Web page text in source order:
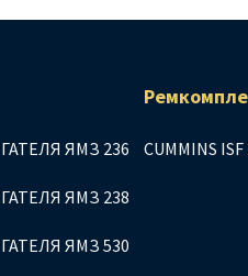
ЯМЗ 236
ЯМЗ 238
ЯМЗ 530
CUMMINS ISF